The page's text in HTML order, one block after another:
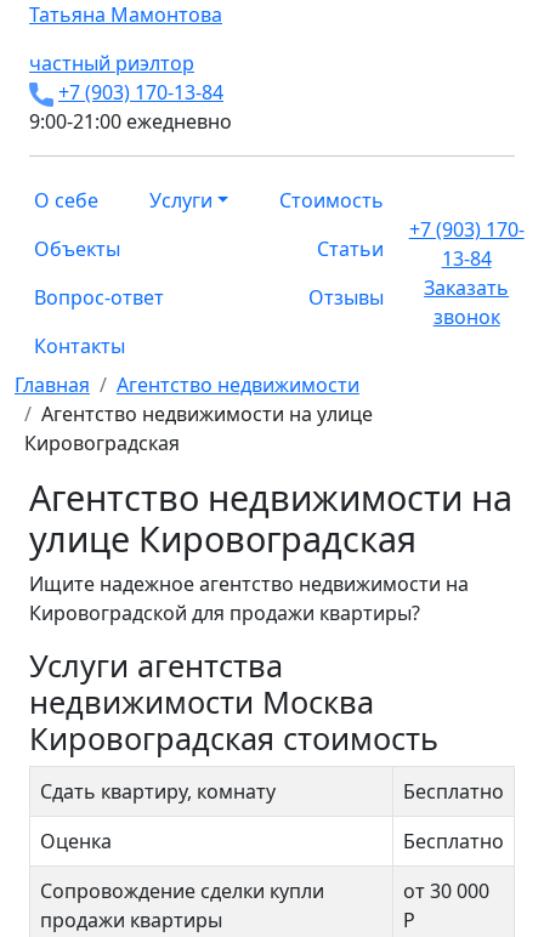
Татьяна Мамонтова
частный риэлтор
+7 (903) 170-13-84
9:00-21:00 ежедневно
О себе Услуги
Стоимость
Объекты
Статьи
Вопрос-ответ
Отзывы
Контакты
+7 (903) 170-
13-84
Заказать
звонок
Главная
Агентство недвижимости
Агентство недвижимости на улице
Кировоградская
Агентство недвижимости на
улице Кировоградская
Ищите надежное агентство недвижимости на
Кировоградской для продажи квартиры?
Услуги агентства
недвижимости Москва
Кировоградская стоимость
Сдать квартиру, комнату
Бесплатно
Оценка
Бесплатно
Сопровождение сделки купли
продажи квартиры
от 30 000
Р